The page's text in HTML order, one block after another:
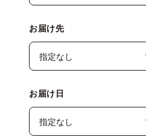
お届け先
お届け日